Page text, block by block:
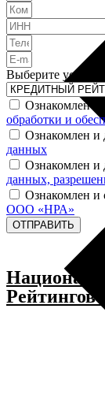
Выберите услугу
Ознакомлен и
обработки и
Ознакомлен и
данных
Ознакомлен и
данных,
Ознакомлен и
ООО «НРА»
ОТПРАВИТЬ